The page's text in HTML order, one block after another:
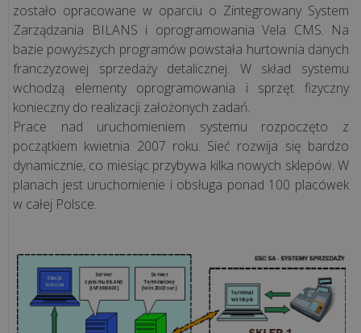
Programy
księgowe
Programy
kadrowo-
płacowe
System
ERP
CRM
Aplikacje
WWW
zostało opracowane w oparciu o Zintegrowany System
Zarządzania BILANS i oprogramowania Vela CMS. Na
bazie powyższych programów powstała hurtownia danych
franczyzowej sprzedaży detalicznej. W skład systemu
wchodzą elementy oprogramowania i sprzęt fizyczny
konieczny do realizacji założonych zadań.
Prace nad uruchomieniem systemu rozpoczęto z
początkiem kwietnia 2007 roku. Sieć rozwija się bardzo
dynamicznie, co miesiąc przybywa kilka nowych sklepów. W
planach jest uruchomienie i obsługa ponad 100 placówek
w całej Polsce.